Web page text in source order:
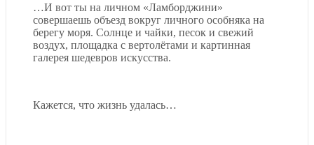
…И вот ты на личном «Ламборджини»
совершаешь объезд вокруг личного особняка на
берегу моря. Солнце и чайки, песок и свежий
воздух, площадка с вертолётами и картинная
галерея шедевров искусства.
Кажется, что жизнь удалась…